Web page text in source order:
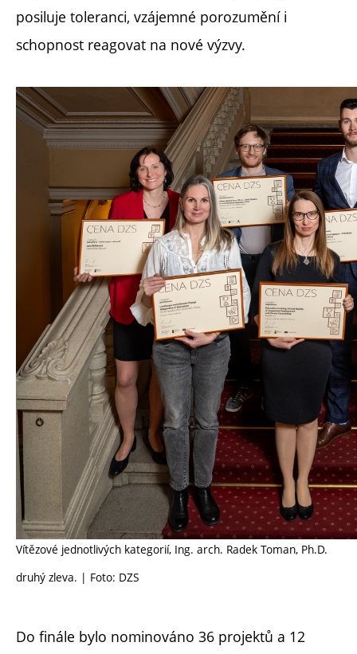
posiluje toleranci, vzájemné porozumění i
schopnost reagovat na nové výzvy.
Vítězové jednotlivých kategorií, Ing. arch. Radek Toman, Ph.D.
druhý zleva. | Foto: DZS
Do finále bylo nominováno 36 projektů a 12